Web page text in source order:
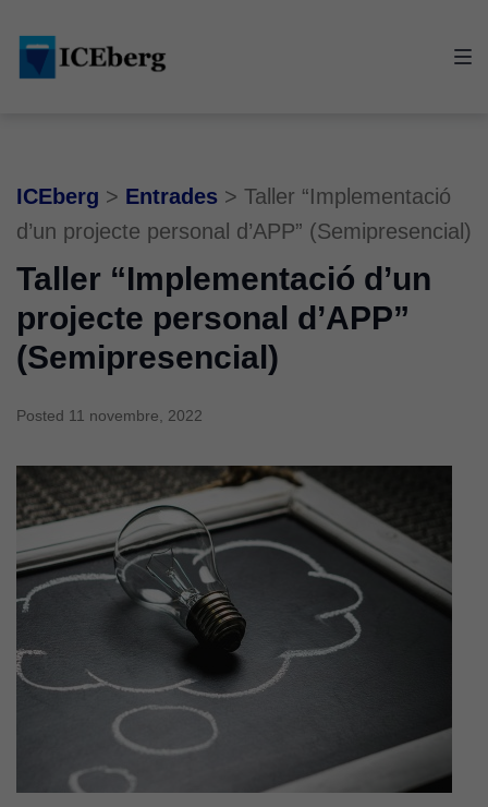
main
content
footer
ICEberg > Entrades > Taller “Implementació
d’un projecte personal d’APP” (Semipresencial)
Taller “Implementació d’un
projecte personal d’APP”
(Semipresencial)
Posted 11 novembre, 2022